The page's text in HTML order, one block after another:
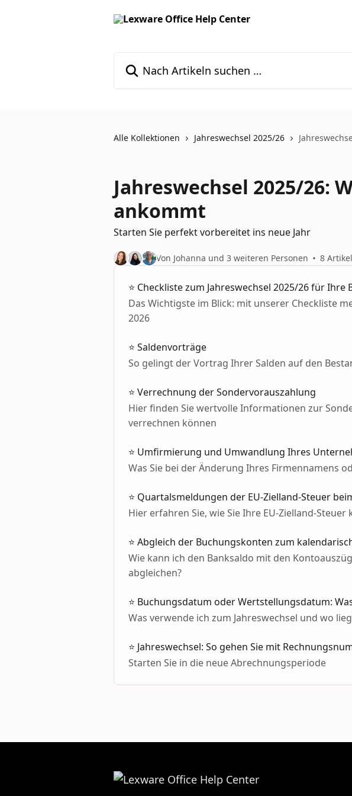
Alle Kollektionen Jahreswechsel 2025/26
Jahreswechsel 2025/26:
ankommt
Starten Sie perfekt vorbereitet ins neue Jahr
Von Johanna und 3 weiteren Personen 8 Artikel
⭐️ Checkliste zum Jahreswechsel 2025/26 für Ihre
Das Wichtigste im Blick: mit unserer Checkliste
2026
⭐ Saldenvorträge
So gelingt der Vortrag Ihrer Salden auf den
⭐ Verrechnung der Sondervorauszahlung
Hier finden Sie wertvolle Informationen zur
verrechnen können
⭐ Umfirmierung und Umwandlung Ihres
Was Sie bei der Änderung Ihres Firmennamens
⭐ Quartalsmeldungen der EU-Zielland-Steuer
Hier erfahren Sie, wie Sie Ihre EU-Zielland-
⭐ Abgleich der Buchungskonten zum
Wie kann ich den Banksaldo mit den
abgleichen?
⭐ Buchungsdatum oder Wertstellungsdatum:
Was verwende ich zum Jahreswechsel und wo
⭐ Jahreswechsel: So gehen Sie mit
Starten Sie in die neue Abrechnungsperiode